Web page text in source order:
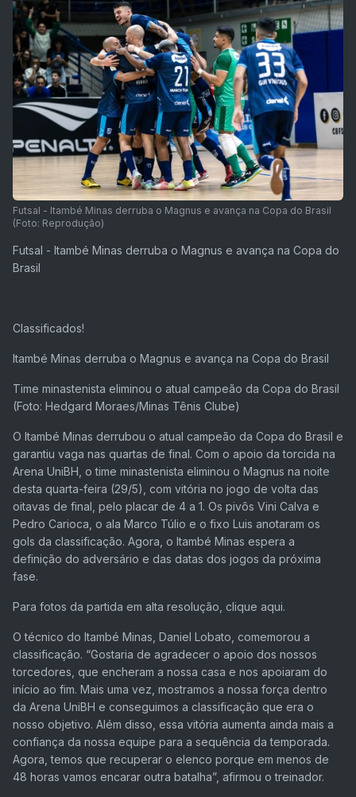
Futsal - Itambé Minas derruba o Magnus e avança na Copa do Brasil
(Foto: Reprodução)
Futsal - Itambé Minas derruba o Magnus e avança na Copa do
Brasil
Classificados!
Itambé Minas derruba o Magnus e avança na Copa do Brasil
Time minastenista eliminou o atual campeão da Copa do Brasil
(Foto: Hedgard Moraes/Minas Tênis Clube)
O Itambé Minas derrubou o atual campeão da Copa do Brasil e
garantiu vaga nas quartas de final. Com o apoio da torcida na
Arena UniBH, o time minastenista eliminou o Magnus na noite
desta quarta-feira (29/5), com vitória no jogo de volta das
oitavas de final, pelo placar de 4 a 1. Os pivôs Vini Calva e
Pedro Carioca, o ala Marco Túlio e o fixo Luis anotaram os
gols da classificação. Agora, o Itambé Minas espera a
definição do adversário e das datas dos jogos da próxima
fase.
Para fotos da partida em alta resolução, clique aqui.
O técnico do Itambé Minas, Daniel Lobato, comemorou a
classificação. “Gostaria de agradecer o apoio dos nossos
torcedores, que encheram a nossa casa e nos apoiaram do
início ao fim. Mais uma vez, mostramos a nossa força dentro
da Arena UniBH e conseguimos a classificação que era o
nosso objetivo. Além disso, essa vitória aumenta ainda mais a
confiança da nossa equipe para a sequência da temporada.
Agora, temos que recuperar o elenco porque em menos de
48 horas vamos encarar outra batalha”, afirmou o treinador.